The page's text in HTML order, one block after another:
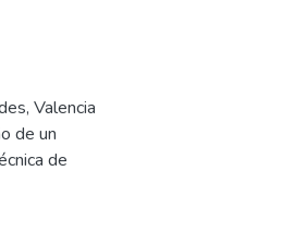
Valencia
de un
de